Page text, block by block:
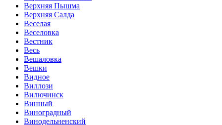
Верхняя Пышма
Верхняя Салда
Веселая
Веселовка
Вестник
Весь
Вешаловка
Вешки
Видное
Виллози
Вилючинск
Винный
Виноградный
Винодельненский